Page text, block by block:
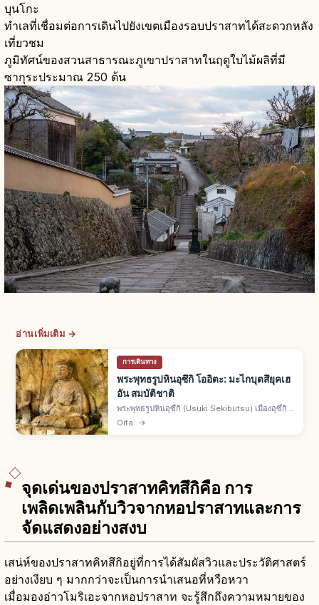
บุนโกะ
ทำเลที่เชื่อมต่อการเดินไปยังเขตเมืองรอบปราสาทได้สะดวกหลัง
เที่ยวชม
ภูมิทัศน์ของสวนสาธารณะภูเขาปราสาทในฤดูใบไม้ผลิที่มี
ซากุระประมาณ 250 ต้น
อ่านเพิ่มเติม →
การเดินทาง
พระพุทธรูปหินอุซึกิ โออิตะ: มะไกบุตสึยุคเฮ
อัน สมบัติชาติ
พระพุทธรูปหินอุซึกิ (Usuki Sekibutsu) เมืองอุซึกิ
จ.โออิตะ กลุ่มพระแกะสลักหน้าผาแบบมะไกบุตสึ
Oita →
จุดเด่นของปราสาทคิทสึกิคือ การ
เพลิดเพลินกับวิวจากหอปราสาทและการ
จัดแสดงอย่างสงบ
เสน่ห์ของปราสาทคิทสึกิอยู่ที่การได้สัมผัสวิวและประวัติศาสตร์
อย่างเงียบ ๆ มากกว่าจะเป็นการนำเสนอที่หวือหวา
เมื่อมองอ่าวโมริเอะจากหอปราสาท จะรู้สึกถึงความหมายของ